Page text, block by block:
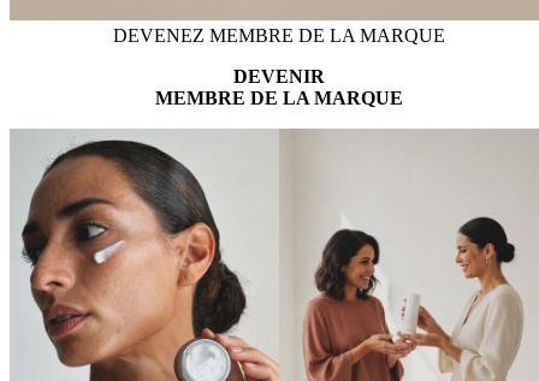
DEVENEZ MEMBRE DE LA MARQUE
DEVENIR
MEMBRE DE LA MARQUE